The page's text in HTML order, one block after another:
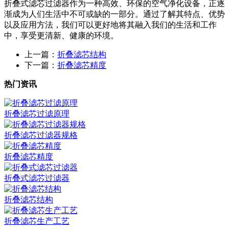
折叠式滤芯过滤器作为一种高效、环保的空气净化设备，正逐
渐成为人们生活中不可或缺的一部分。通过了解其特点、优势
以及应用方法，我们可以更好地将其融入我们的生活和工作
中，享受更清新、健康的环境。
上一篇： 折叠滤芯结构
下一篇： 折叠滤芯精度
热门资讯
折叠滤芯过滤原理
折叠滤芯过滤器规格
折叠滤芯精度
折叠式滤芯过滤器
折叠滤芯结构
折叠滤芯生产工艺